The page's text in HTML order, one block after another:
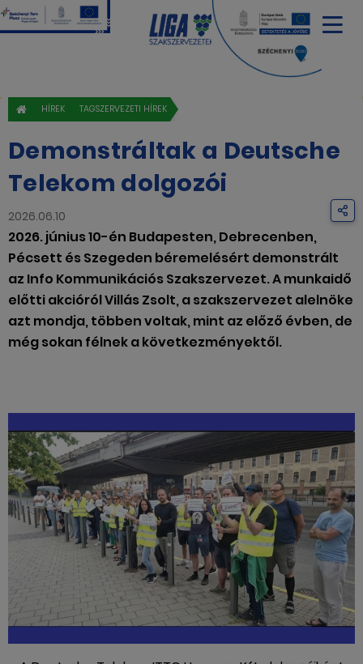
HÍREK TAGSZERVEZETI HÍREK
Demonstráltak a Deutsche
Telekom dolgozói
2026.06.10
2026. június 10-én Budapesten, Debrecenben,
Pécsett és Szegeden béremelésért demonstrált
az Info Kommunikációs Szakszervezet. A munkaidő
előtti akcióról Villás Zsolt, a szakszervezet alelnöke
azt mondja, többen voltak, mint az előző évben, de
még sokan félnek a következményektől.